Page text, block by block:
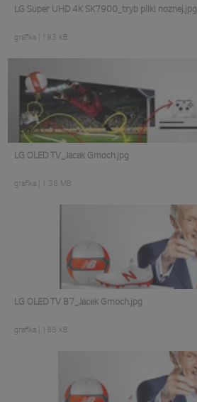
LG Super UHD 4K SK7900_tryb pilki noznej.jpg
grafika 193 KB
LG OLED TV_Jacek Gmoch.jpg
grafika 1,38 MB
LG OLED TV B7_Jacek Gmoch.jpg
grafika 188 KB